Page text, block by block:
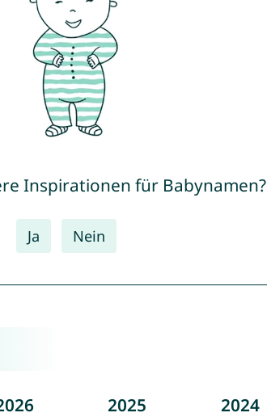
Inspirationen für Babynamen?
Ja Nein
2025 2024